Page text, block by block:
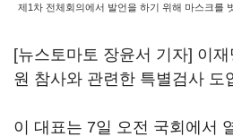
제1차 전체회의에서 발언을 하기 위해 마스크를
[뉴스토마토 장윤서 기자] 이
원 참사와 관련한 특별검사 도
이 대표는 7일 오전 국회에서